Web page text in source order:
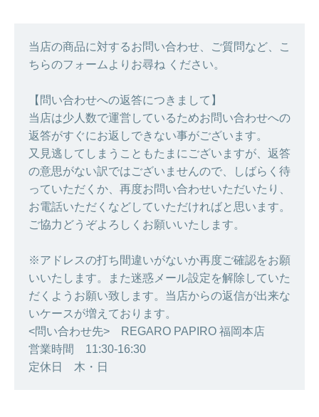
当店の商品に対するお問い合わせ、ご質問など、こ
ちらのフォームよりお尋ね ください。
【問い合わせへの返答につきまして】
当店は少人数で運営しているためお問い合わせへの
返答がすぐにお返しできない事がございます。
又見逃してしまうこともたまにございますが、返答
の意思がない訳ではございませんので、しばらく待
っていただくか、再度お問い合わせいただいたり、
お電話いただくなどしていただければと思います。
ご協力どうぞよろしくお願いいたします。
※アドレスの打ち間違いがないか再度ご確認をお願
いいたします。また迷惑メール設定を解除していた
だくようお願い致します。当店からの返信が出来な
いケースが増えております。
<問い合わせ先> REGARO PAPIRO 福岡本店
営業時間 11:30-16:30
定休日 木・日